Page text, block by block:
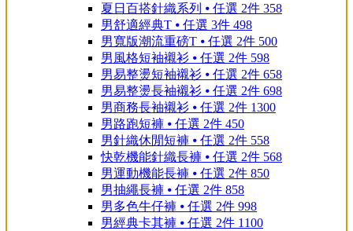
夏日百搭針織系列 ⦁ 任選 2件 358
男舒適經典T ⦁ 任選 3件 498
男寬版潮流重磅T ⦁ 任選 2件 500
男風格短袖襯衫 ⦁ 任選 2件 598
男易整燙短袖襯衫 ⦁ 任選 2件 658
男易整燙長袖襯衫 ⦁ 任選 2件 698
男商務長袖襯衫 ⦁ 任選 2件 1300
男路跑短褲 ⦁ 任選 2件 450
男針織休閒短褲 ⦁ 任選 2件 558
快乾機能針織長褲 ⦁ 任選 2件 568
男運動機能長褲 ⦁ 任選 2件 850
男抽繩長褲 ⦁ 任選 2件 858
男多色牛仔褲 ⦁ 任選 2件 998
男經典卡其褲 ⦁ 任選 2件 1100